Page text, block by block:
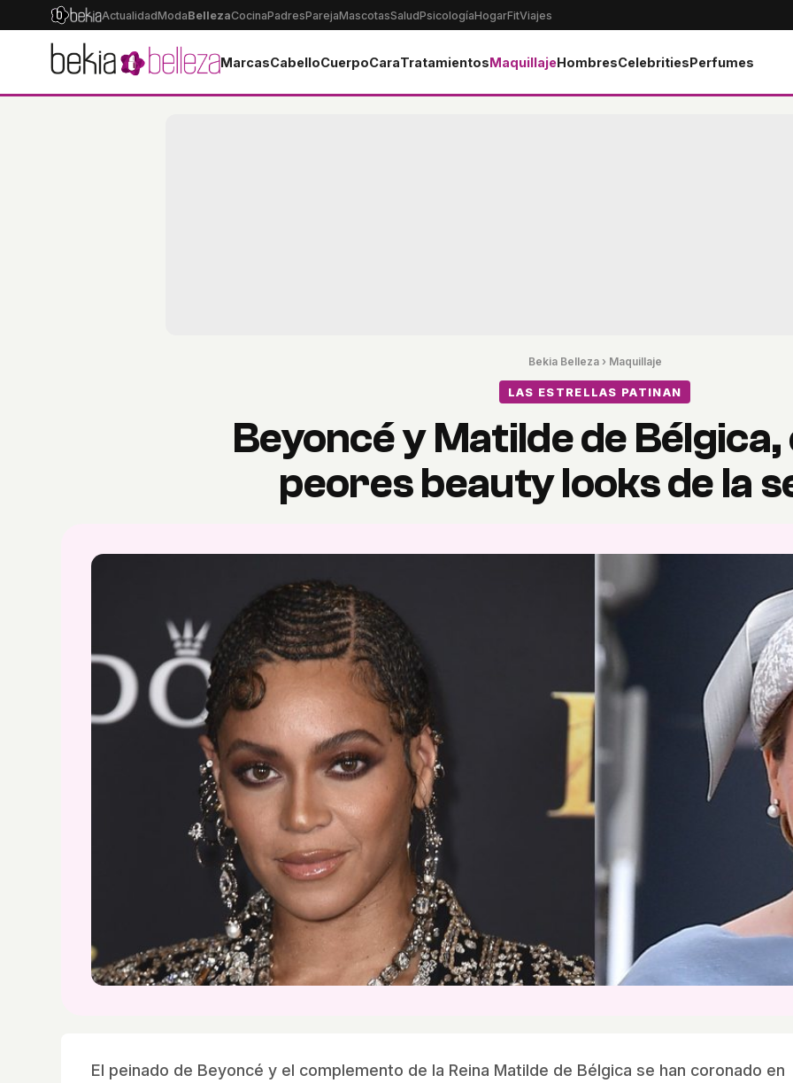
ActualidadModaBellezaCocinaPadresParejaMascotasSaludPsicologíaHogarFitViajes
MarcasCabelloCuerpoCaraTratamientosMaquillajeHombresCelebritiesPerfumes
Bekia Belleza› Maquillaje
LAS ESTRELLAS PATINAN
Beyoncé y Matilde de
peores beauty looks de la
El peinado de Beyoncé y el complemento de la Reina Matilde de Bélgica se han coronado en